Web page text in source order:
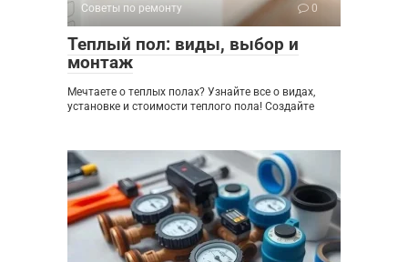
Советы по ремонту 0
Теплый пол: виды, выбор и
монтаж
Мечтаете о теплых полах? Узнайте все о видах,
установке и стоимости теплого пола! Создайте